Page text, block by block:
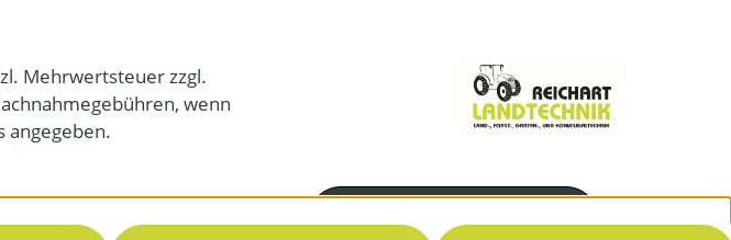
Mehrwertsteuer zzgl.
wenn
angegeben.